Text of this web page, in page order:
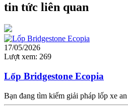
tin tức liên quan
17/05/2026
Lượt xem: 269
Lốp Bridgestone Ecopia
Bạn đang tìm kiếm giải pháp lốp xe